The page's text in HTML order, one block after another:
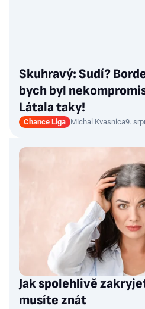
Skuhravý: Sudí?
bych byl
Látala taky!
Chance Liga Michal Kvasnica9.
Jak spolehlivě
musíte znát